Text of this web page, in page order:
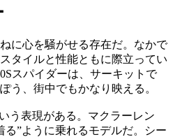
に心を騒がせる存在だ。なかで
タイルと性能ともに際立ってい
スパイダーは、サーキットで
う、街中でもかなり映える。
う表現がある。マクラーレン
る”ように乗れるモデルだ。シー